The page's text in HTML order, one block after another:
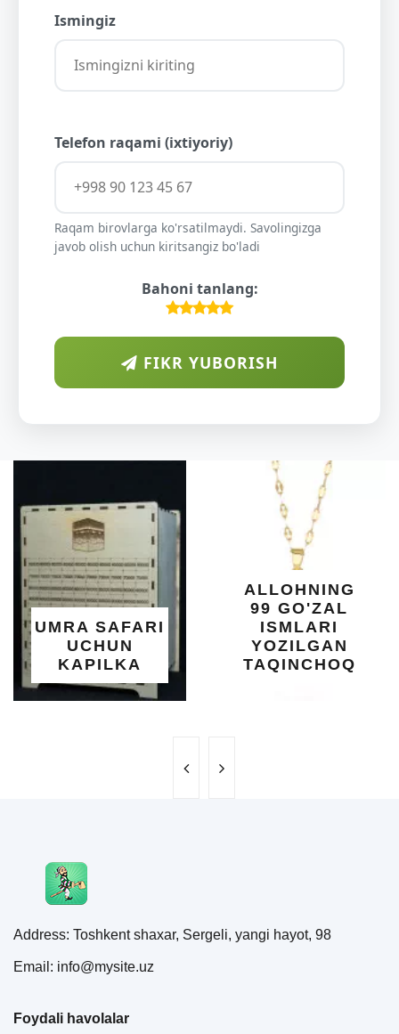
Ismingiz
Telefon raqami (ixtiyoriy)
Raqam birovlarga ko'rsatilmaydi. Savolingizga
javob olish uchun kiritsangiz bo'ladi
Bahoni tanlang:
FIKR YUBORISH
UMRA SAFARI
UCHUN
KAPILKA
ALLOHNING
99 GO'ZAL
ISMLARI
YOZILGAN
TAQINCHOQ
Address: Toshkent shaxar, Sergeli, yangi hayot, 98
Email: info@mysite.uz
Foydali havolalar